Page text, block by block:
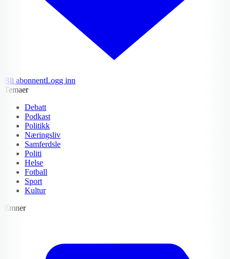
Bli abonnentLogg inn
Temaer
Debatt
Podkast
Politikk
Næringsliv
Samferdsle
Politi
Helse
Fotball
Sport
Kultur
Emner